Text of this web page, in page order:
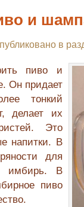
и
в
пиво и
Он придает
тонкий
делает их
Это
напитки. В
для
имбирь. В
пиво